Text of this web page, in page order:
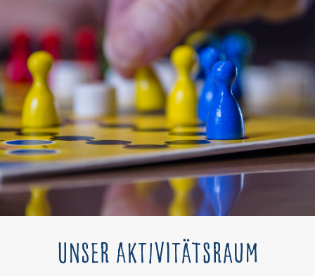
Unser Aktivitätsraum